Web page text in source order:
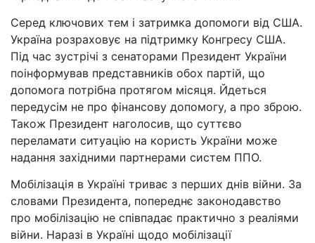
Серед ключових тем і затримка допомоги від США.
Україна розраховує на підтримку Конгресу США.
Під час зустрічі з сенаторами Президент України
поінформував представників обох партій, що
допомога потрібна протягом місяця. Йдеться
передусім не про фінансову допомогу, а про зброю.
Також Президент наголосив, що суттєво
переламати ситуацію на користь України може
надання західними партнерами систем ППО.
Мобілізація в Україні триває з перших днів війни. За
словами Президента, попереднє законодавство
про мобілізацію не співпадає практично з реаліями
війни. Наразі в Україні щодо мобілізації